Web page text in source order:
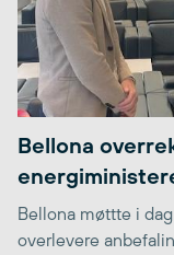
Bellona
Bellona møttte i
overlevere